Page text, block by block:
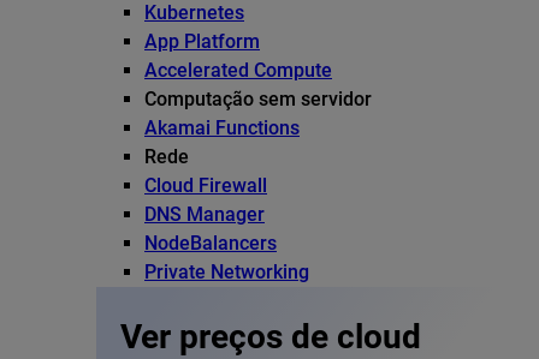
Kubernetes
App Platform
Accelerated Compute
Computação sem servidor
Akamai Functions
Rede
Cloud Firewall
DNS Manager
NodeBalancers
Private Networking
Ver preços de cloud